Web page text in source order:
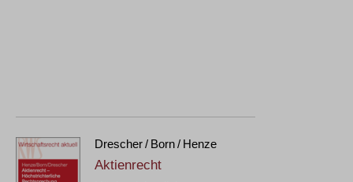
Drescher / Born / Henze
Aktienrecht